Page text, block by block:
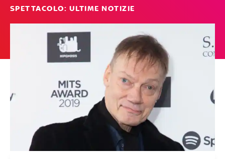
SPETTACOLO: ULTIME NOTIZIE